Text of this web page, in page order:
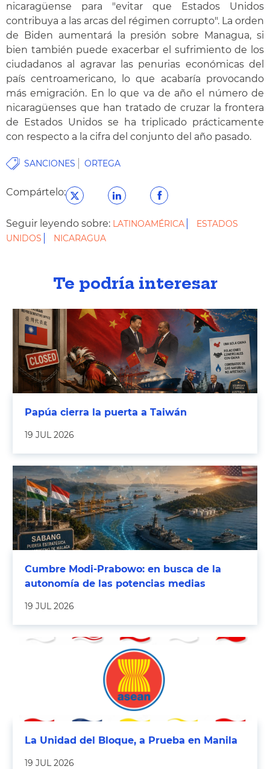
nicaragüense para "evitar que Estados Unidos
contribuya a las arcas del régimen corrupto". La orden
de Biden aumentará la presión sobre Managua, si
bien también puede exacerbar el sufrimiento de los
ciudadanos al agravar las penurias económicas del
país centroamericano, lo que acabaría provocando
más emigración. En lo que va de año el número de
nicaragüenses que han tratado de cruzar la frontera
de Estados Unidos se ha triplicado prácticamente
con respecto a la cifra del conjunto del año pasado.
SANCIONES ORTEGA
Compártelo:
Seguir leyendo sobre: LATINOAMÉRICA
ESTADOS
UNIDOS
NICARAGUA
Te podría interesar
Papúa cierra la puerta a Taiwán
19 JUL 2026
Cumbre Modi-Prabowo: en busca de la
autonomía de las potencias medias
19 JUL 2026
La Unidad del Bloque, a Prueba en Manila
19 JUL 2026